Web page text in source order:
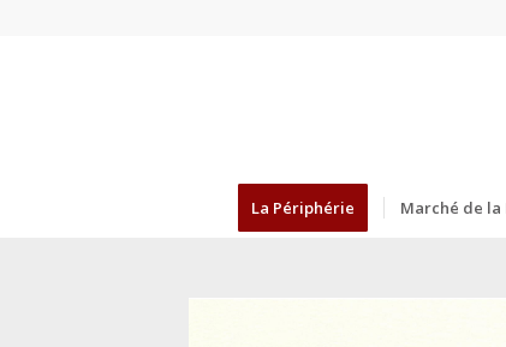
La Périphérie Marché de la